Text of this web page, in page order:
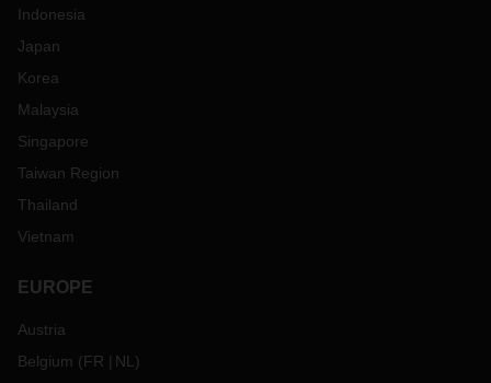
Indonesia
Japan
Korea
Malaysia
Singapore
Taiwan Region
Thailand
Vietnam
EUROPE
Austria
Belgium (FR NL )